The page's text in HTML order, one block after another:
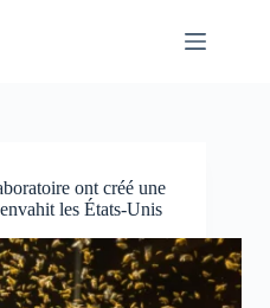
ont créé une
les États-Unis